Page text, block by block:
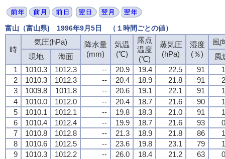
富山（富山県) 1996年9月5日 （１時間ごとの値）
時
気圧(hPa)
降水量
(mm)
気温
(℃)
露点
温度
(℃)
蒸気圧
(hPa)
湿度
(％)
風
現地
海面
風
1
1010.3 1012.3 -- 20.9 19.4 22.5 91
2
1010.3 1012.3 -- 20.4 18.9 21.8 91
3
1009.8 1011.8 -- 20.6 19.1 22.1 91
4
1010.0 1012.0 -- 20.4 18.7 21.6 90
5
1010.1 1012.1 -- 19.8 18.3 21.0 91
6
1010.4 1012.4 -- 19.9 18.7 21.6 93
7
1010.8 1012.8 -- 21.3 18.9 21.8 86
8
1010.6 1012.5 -- 23.6 19.8 23.1 79
9
1010.3 1012.2 -- 26.0 18.4 21.2 63